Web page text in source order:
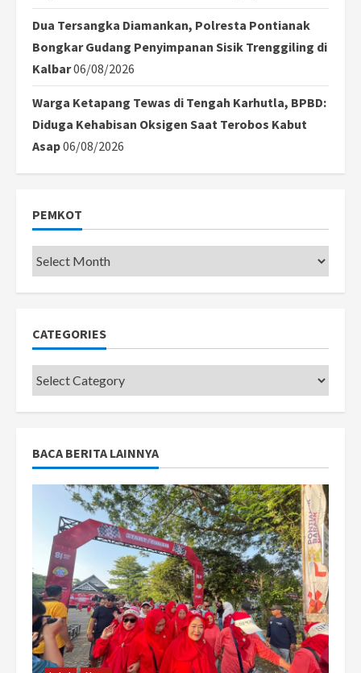
Dua Tersangka Diamankan, Polresta Pontianak
Bongkar Gudang Penyimpanan Sisik Trenggiling di
Kalbar06/08/2026
Warga Ketapang Tewas di Tengah Karhutla, BPBD:
Diduga Kehabisan Oksigen Saat Terobos Kabut
Asap06/08/2026
PEMKOT
Pemkot
CATEGORIES
Categories
BACA BERITA LAINNYA